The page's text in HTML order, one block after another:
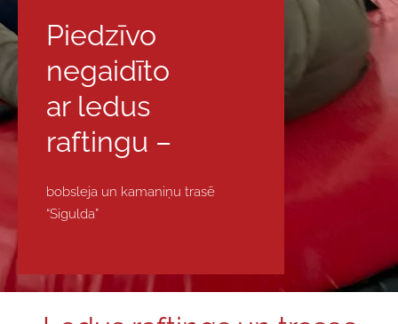
Piedzīvo
negaidīto
ar ledus
raftingu –
bobsleja un kamaniņu trasē
“Sigulda”